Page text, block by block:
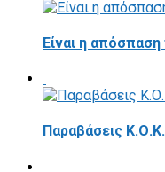
Είναι η
Παραβάσεις Κ.Ο.Κ.